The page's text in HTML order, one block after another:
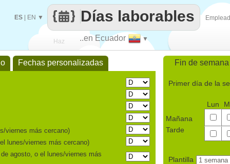
Haz
que
..en Ecuador ▼
Días laborables
ES EN ▼
Fin de semana
Primer día de la
Mañana
Tarde
Lun
Plantilla
Fechas personalizadas
viernes más cercano)
lunes/viernes más cercano)
agosto, o el lunes/viernes más